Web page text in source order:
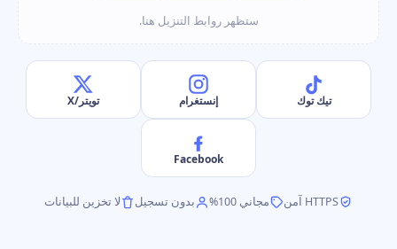
ستظهر روابط التنزيل هنا.
تيك توك إنستغرام تويتر/X
Facebook
HTTPS آمن مجاني 100% بدون تسجيل لا تخزين للبيانات